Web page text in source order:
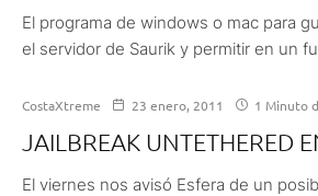
El programa de windows o mac para
el servidor de Saurik y permitir en un
CostaXtreme 23 enero, 2011 1 Minuto
JAILBREAK UNTETHERED
El viernes nos avisó Esfera de un